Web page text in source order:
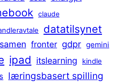
claude
datatilsynet
fronter gdpr gemini
ipad itslearning kindle
læringsbasert spilling